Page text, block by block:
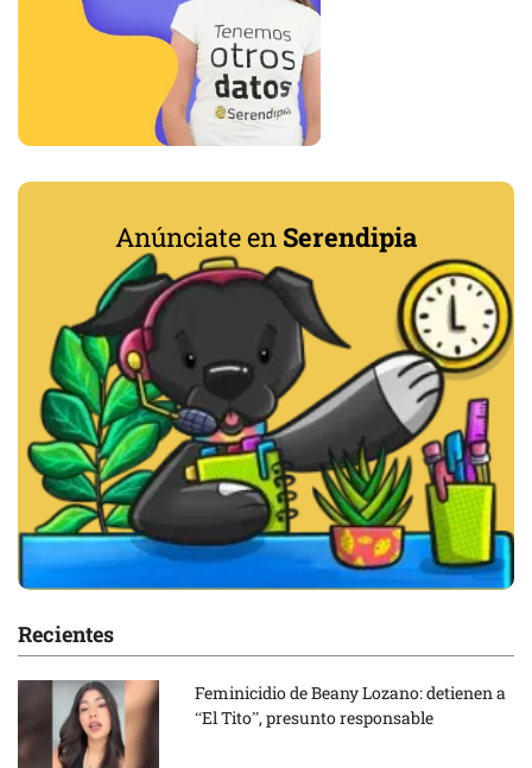
Anúnciate en Serendipia
Recientes
Feminicidio de Beany Lozano: detienen a
“El Tito”, presunto responsable